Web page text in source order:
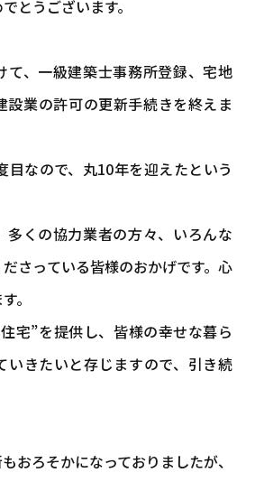
とうございます。
て、一級建築士事務所登録、宅地
設業の許可の更新手続きを終えま
目なので、丸10年を迎えたという
多くの協力業者の方々、いろんな
さっている皆様のおかげです。心
。
宅”を提供し、皆様の幸せな暮ら
いきたいと存じますので、引き続
おろそかになっておりましたが、